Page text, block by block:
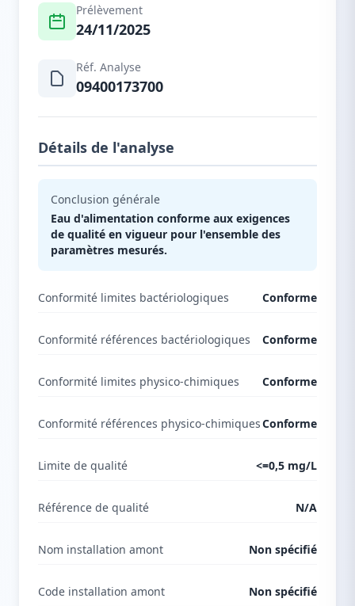
Prélèvement
24/11/2025
Réf. Analyse
09400173700
Détails de l'analyse
Conclusion générale
Eau d'alimentation conforme aux exigences
de qualité en vigueur pour l'ensemble des
paramètres mesurés.
Conformité limites bactériologiques Conforme
Conformité références bactériologiques Conforme
Conformité limites physico-chimiques Conforme
Conformité références physico-chimiquesConforme
Limite de qualité <=0,5 mg/L
Référence de qualité N/A
Nom installation amont Non spécifié
Code installation amont Non spécifié